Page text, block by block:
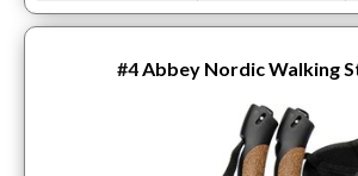
#4Abbey Nordic Walking